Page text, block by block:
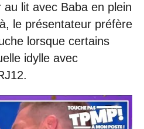
lit avec Baba en plein
le présentateur préfère
lorsque certains
idylle avec